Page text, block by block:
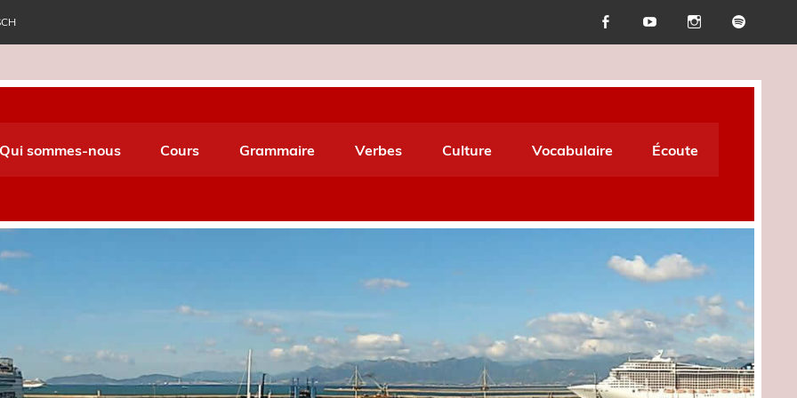
World Italiano
Qui sommes-nous Cours Grammaire Verbes Culture Vocabulaire Écoute